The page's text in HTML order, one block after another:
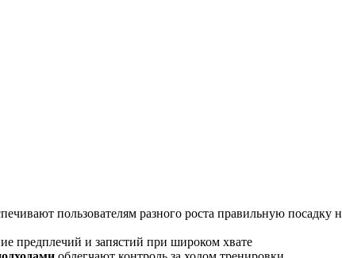
пользователям разного роста правильную
предплечий и запястий при широком хвате